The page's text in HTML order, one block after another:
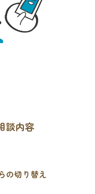
談内容
の切り替え